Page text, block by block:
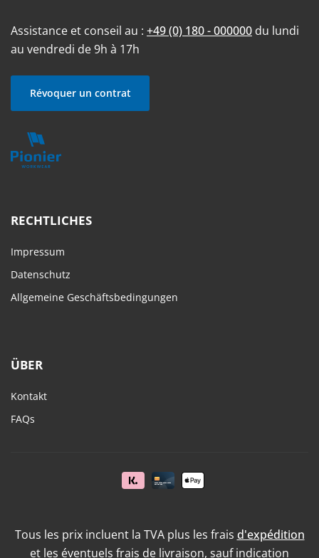
Assistance et conseil au : +49 (0) 180 - 000000 du lundi
au vendredi de 9h à 17h
Révoquer un contrat
RECHTLICHES
Impressum
Datenschutz
Allgemeine Geschäftsbedingungen
ÜBER
Kontakt
FAQs
Tous les prix incluent la TVA plus les frais d'expédition
et les éventuels frais de livraison, sauf indication